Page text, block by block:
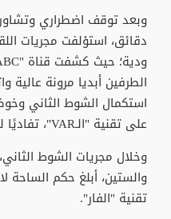
وبعد توقف اضطراري
دقائق، استؤلفت مجريات
الطرفين أبديا مرونة
استكمال الشوط الثاني
على تقنية "الـVAR"، تفاديًا للمزيد من التأخير الإضافي.
وخلال مجريات الشوط
والستين، أبلغ حكم الساحة
تقنية "الفار".